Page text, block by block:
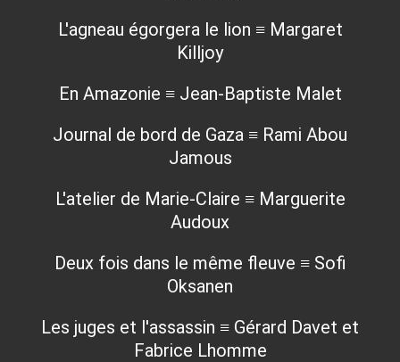
L'agneau égorgera le lion ≡ Margaret
Killjoy
En Amazonie ≡ Jean-Baptiste Malet
Journal de bord de Gaza ≡ Rami Abou
Jamous
L'atelier de Marie-Claire ≡ Marguerite
Audoux
Deux fois dans le même fleuve ≡ Sofi
Oksanen
Les juges et l'assassin ≡ Gérard Davet et
Fabrice Lhomme